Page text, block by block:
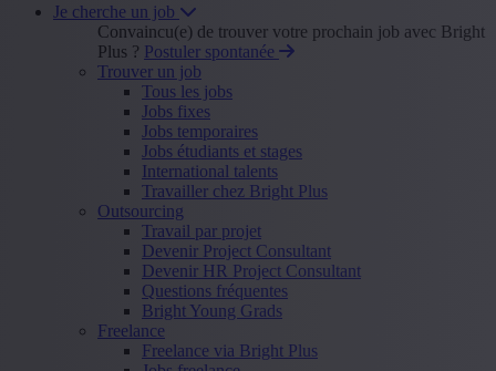
Je cherche un job
Convaincu(e) de trouver votre prochain job avec Bright
Plus ? Postuler spontanée
Trouver un job
Tous les jobs
Jobs fixes
Jobs temporaires
Jobs étudiants et stages
International talents
Travailler chez Bright Plus
Outsourcing
Travail par projet
Devenir Project Consultant
Devenir HR Project Consultant
Questions fréquentes
Bright Young Grads
Freelance
Freelance via Bright Plus